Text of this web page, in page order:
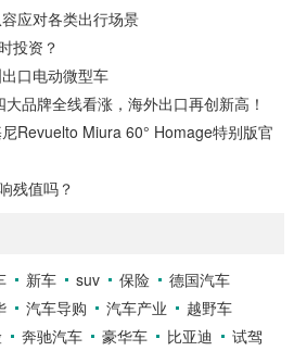
应对各类出行场景
投资？
口电动微型车
品牌全线看涨，海外出口再创新高！
Revuelto Miura 60° Homage特别版官
残值吗？
新车 suv 保险
德国汽车
汽车导购 汽车产业
越野车
奔驰汽车 豪华车 比亚迪 试驾